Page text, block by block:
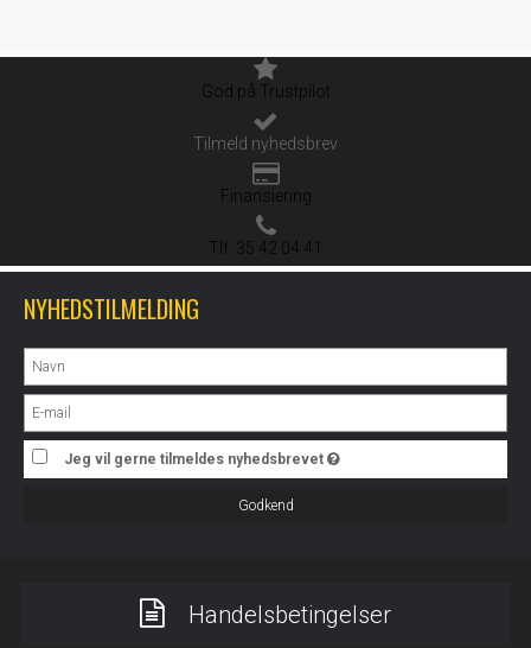
God på Trustpilot
Tilmeld nyhedsbrev
Finansiering
Tlf. 35 42 04 41
NYHEDSTILMELDING
Jeg vil gerne tilmeldes nyhedsbrevet
Godkend
Handelsbetingelser